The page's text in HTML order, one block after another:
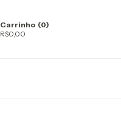
Carrinho (0)
R$0,00